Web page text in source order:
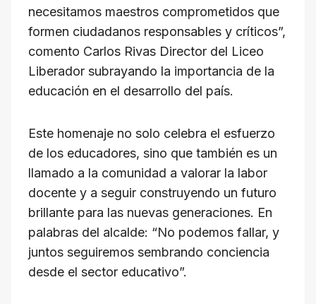
necesitamos maestros comprometidos que
formen ciudadanos responsables y críticos”,
comento Carlos Rivas Director del Liceo
Liberador subrayando la importancia de la
educación en el desarrollo del país.
Este homenaje no solo celebra el esfuerzo
de los educadores, sino que también es un
llamado a la comunidad a valorar la labor
docente y a seguir construyendo un futuro
brillante para las nuevas generaciones. En
palabras del alcalde: “No podemos fallar, y
juntos seguiremos sembrando conciencia
desde el sector educativo”.